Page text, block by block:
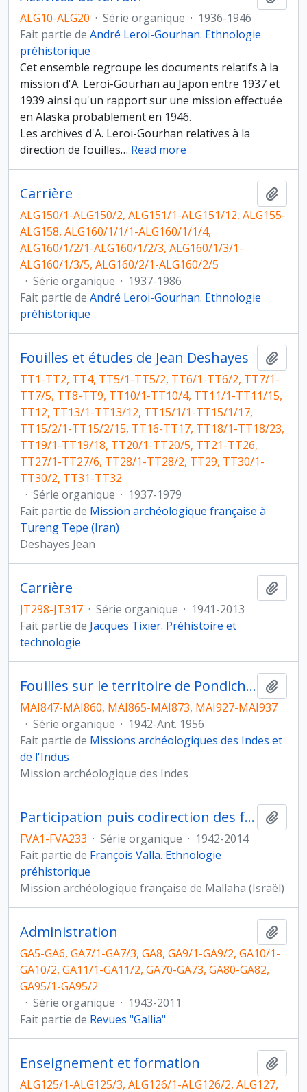
ALG10-ALG20 · Série organique · 1936-1946
Fait partie de André Leroi-Gourhan. Ethnologie
préhistorique
Cet ensemble regroupe les documents relatifs à la
mission d'A. Leroi-Gourhan au Japon entre 1937 et
1939 ainsi qu'un rapport sur une mission effectuée
en Alaska probablement en 1946.
Les archives d'A. Leroi-Gourhan relatives à la
direction de fouilles… Read more
Carrière
ALG150/1-ALG150/2, ALG151/1-ALG151/12, ALG155-
ALG158, ALG160/1/1/1-ALG160/1/1/4,
ALG160/1/2/1-ALG160/1/2/3, ALG160/1/3/1-
ALG160/1/3/5, ALG160/2/1-ALG160/2/5
· Série organique · 1937-1986
Fait partie de André Leroi-Gourhan. Ethnologie
préhistorique
Fouilles et études de Jean Deshayes
TT1-TT2, TT4, TT5/1-TT5/2, TT6/1-TT6/2, TT7/1-
TT7/5, TT8-TT9, TT10/1-TT10/4, TT11/1-TT11/15,
TT12, TT13/1-TT13/12, TT15/1/1-TT15/1/17,
TT15/2/1-TT15/2/15, TT16-TT17, TT18/1-TT18/23,
TT19/1-TT19/18, TT20/1-TT20/5, TT21-TT26,
TT27/1-TT27/6, TT28/1-TT28/2, TT29, TT30/1-
TT30/2, TT31-TT32
· Série organique · 1937-1979
Fait partie de Mission archéologique française à
Tureng Tepe (Iran)
Deshayes Jean
Carrière
JT298-JT317 · Série organique · 1941-2013
Fait partie de Jacques Tixier. Préhistoire et
technologie
Fouilles sur le territoire de Pondichery (Inde)
MAI847-MAI860, MAI865-MAI873, MAI927-MAI937
· Série organique · 1942-Ant. 1956
Fait partie de Missions archéologiques des Indes et
de l'Indus
Mission archéologique des Indes
Participation puis codirection des fouilles de Mallaha-Eynan, Israël
FVA1-FVA233 · Série organique · 1942-2014
Fait partie de François Valla. Ethnologie
préhistorique
Mission archéologique française de Mallaha (Israël)
Administration
GA5-GA6, GA7/1-GA7/3, GA8, GA9/1-GA9/2, GA10/1-
GA10/2, GA11/1-GA11/2, GA70-GA73, GA80-GA82,
GA95/1-GA95/2
· Série organique · 1943-2011
Fait partie de Revues "Gallia"
Enseignement et formation
ALG125/1-ALG125/3, ALG126/1-ALG126/2, ALG127,